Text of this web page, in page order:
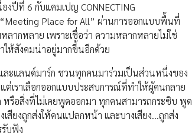
ปีที่ 6 กับแคมเปญ CONNECTING
Place for All” ผ่านการออกแบบพื้นที่
ากหลาย เพราะเชื่อว่า ความหลากหลายไม่ใช่
ให้สังคมน่าอยู่มากขึ้นอีกด้วย
ละแลนด์มาร์ก ชวนทุกคนมาร่วมเป็นส่วนหนึ่งของ
ต่เราเลือกออกแบบประสบการณ์ที่ทำให้ผู้คนกลาย
หรือสิ่งที่ไม่เคยพูดออกมา ทุกคนสามารถกระซิบ พูด
สียงถูกส่งให้คนแปลกหน้า และบางเสียง…ถูกส่ง
รับฟัง